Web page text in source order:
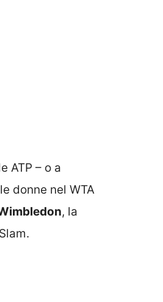
ATP – o a
donne nel WTA
, la